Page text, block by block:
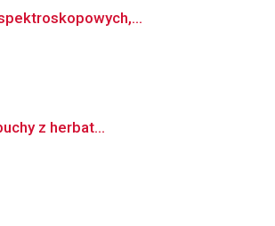
z herbat...